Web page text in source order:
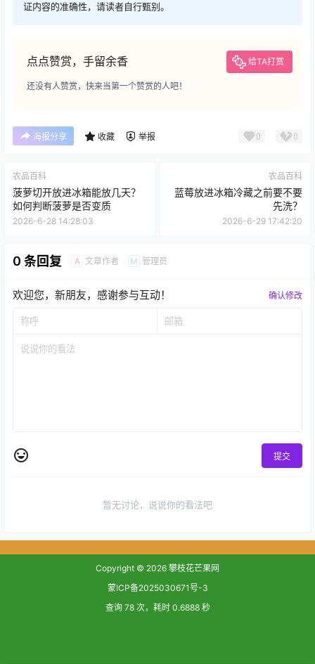
证内容的准确性，请读者自行甄别。
点点赞赏，手留余香 给TA打赏
还没有人赞赏，快来当第一个赞赏的人吧！
海报分享 收藏 举报 0 0
农品百科
菠萝切开放进冰箱能放几天？
如何判断菠萝是否变质
2026-6-28 14:28:03
农品百科
蓝莓放进冰箱冷藏之前要不要
先洗？
2026-6-29 17:42:20
0 条回复 A 文章作者 M 管理员
欢迎您，新朋友，感谢参与互动！ 确认修改
提交
暂无讨论，说说你的看法吧
Copyright © 2026 攀枝花芒果网
蒙ICP备2025030671号-3
查询 78 次，耗时 0.6888 秒